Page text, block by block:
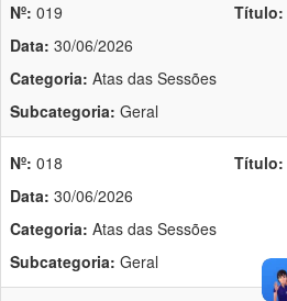
Nº: 019
Data: 30/06/2026
Categoria: Atas das Sessões
Subcategoria: Geral
Título:
Nº: 018
Data: 30/06/2026
Categoria: Atas das Sessões
Subcategoria: Geral
Título: